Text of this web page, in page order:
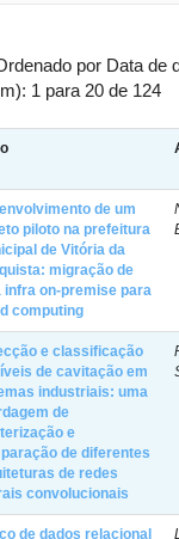
por Data de
1 para 20 de 124
de um
piloto na prefeitura
de Vitória da
migração de
infra on-premise para
computing
e classificação
de cavitação em
industriais: uma
de
e
de diferentes
de redes
convolucionais
de dados relacional